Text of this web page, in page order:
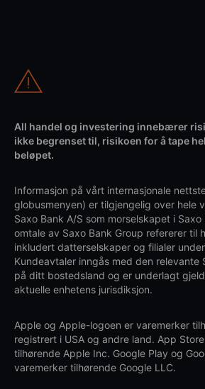
All handel og investering innebærer
ikke begrenset til, risikoen for å tape
beløpet.
Informasjon på vårt internasjonale
globusmenyen) er tilgjengelig over hele
Saxo Bank A/S som morselskapet i
omtale av Saxo Bank Group refererer til
inkludert datterselskaper og filialer
Kundeavtaler inngås med den relevante
på ditt bostedsland og er underlagt
aktuelle enhetens jurisdiksjon.
Apple og Apple-logoen er varemerker
registrert i USA og andre land. App
tilhørende Apple Inc. Google Play og
varemerker tilhørende Google LLC.